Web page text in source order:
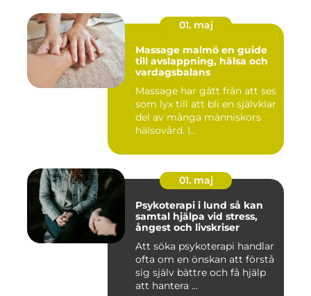
01. maj
Massage malmö en guide
till avslappning, hälsa och
vardagsbalans
Massage har gått från att ses
som lyx till att bli en självklar
del av många människors
hälsovård. I...
01. maj
Psykoterapi i lund så kan
samtal hjälpa vid stress,
ångest och livskriser
Att söka psykoterapi handlar
ofta om en önskan att förstå
sig själv bättre och få hjälp
att hantera ...